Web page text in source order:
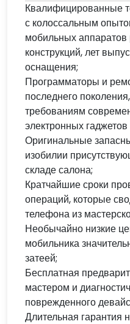
Квалифицированные
с колоссальным
мобильных
конструкций, лет
оснащения;
Программаторы и
последнего
требованиям
электронных
Оригинальные
изобилии
складе салона;
Кратчайшие сроки
операций, которые
телефона из
Необычайно низкие
мобильника
затеей;
Бесплатная
мастером и
поврежденного
Длительная гарантия